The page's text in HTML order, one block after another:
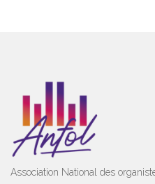
Association National des